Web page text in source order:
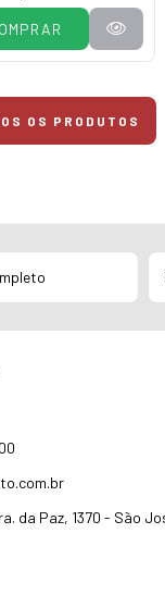
OS PRODUTOS
da Paz, 1370 - São